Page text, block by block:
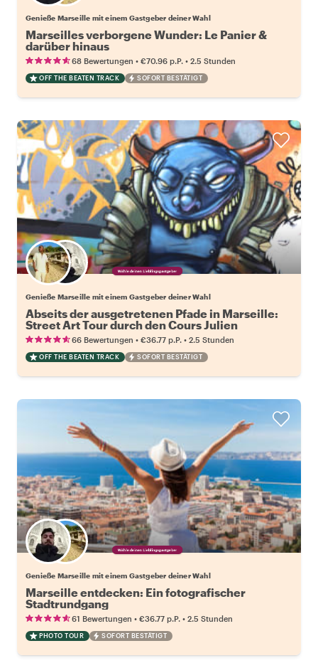
Genieße Marseille mit einem Gastgeber deiner Wahl
Marseilles verborgene Wunder: Le Panier &
darüber hinaus
68 Bewertungen • €70.96 p.P. • 2.5 Stunden
OFF THE BEATEN TRACK SOFORT BESTÄTIGT
Wähle deinen Lieblingsgastgeber
Genieße Marseille mit einem Gastgeber deiner Wahl
Abseits der ausgetretenen Pfade in Marseille:
Street Art Tour durch den Cours Julien
66 Bewertungen • €36.77 p.P. • 2.5 Stunden
OFF THE BEATEN TRACK SOFORT BESTÄTIGT
Wähle deinen Lieblingsgastgeber
Genieße Marseille mit einem Gastgeber deiner Wahl
Marseille entdecken: Ein fotografischer
Stadtrundgang
61 Bewertungen • €36.77 p.P. • 2.5 Stunden
PHOTO TOUR SOFORT BESTÄTIGT